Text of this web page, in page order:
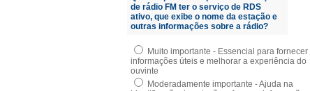
de rádio FM ter o serviço de RDS
ativo, que exibe o nome da estação e
outras informações sobre a rádio?
Muito importante - Essencial para fornecer
informações úteis e melhorar a experiência do
ouvinte
Moderadamente importante - Ajuda na